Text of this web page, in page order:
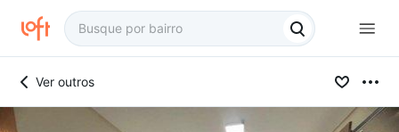
Ver outros